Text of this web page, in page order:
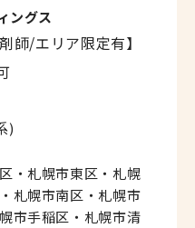
ングス
師/エリア限定有】
)
・札幌市東区・札幌
札幌市南区・札幌市
市手稲区・札幌市清